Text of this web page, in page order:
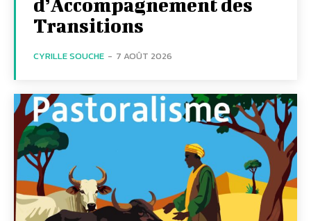
d’Accompagnement des
Transitions
CYRILLE SOUCHE - 7 AOÛT 2026